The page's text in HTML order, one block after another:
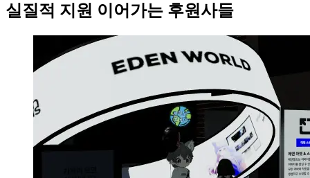
실질적 지원 이어가는 후원사들